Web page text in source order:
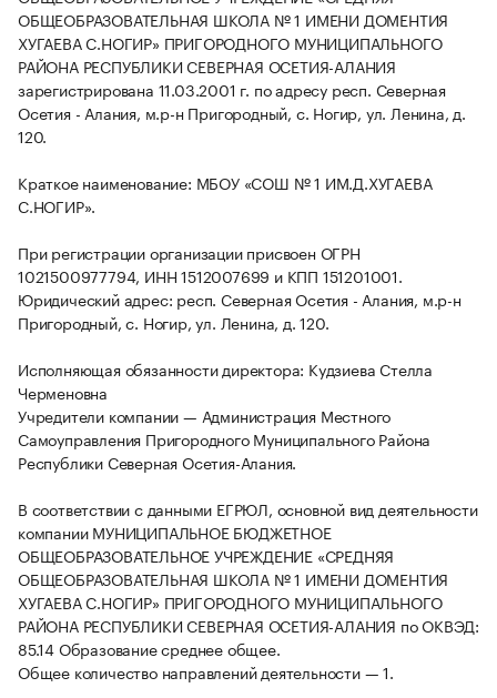
ОБЩЕОБРАЗОВАТЕЛЬНАЯ ШКОЛА № 1 ИМЕНИ ДОМЕНТИЯ
ХУГАЕВА С.НОГИР» ПРИГОРОДНОГО МУНИЦИПАЛЬНОГО
РАЙОНА РЕСПУБЛИКИ СЕВЕРНАЯ ОСЕТИЯ-АЛАНИЯ
зарегистрирована 11.03.2001 г. по адресу респ. Северная
Осетия - Алания, м.р-н Пригородный, с. Ногир, ул. Ленина, д.
120.
Краткое наименование: МБОУ «СОШ № 1 ИМ.Д.ХУГАЕВА
С.НОГИР».
При регистрации организации присвоен ОГРН
1021500977794, ИНН 1512007699 и КПП 151201001.
Юридический адрес: респ. Северная Осетия - Алания, м.р-н
Пригородный, с. Ногир, ул. Ленина, д. 120.
Исполняющая обязанности директора: Кудзиева Стелла
Черменовна
Учредители компании — Администрация Местного
Самоуправления Пригородного Муниципального Района
Республики Северная Осетия-Алания.
В соответствии с данными ЕГРЮЛ, основной вид деятельности
компании МУНИЦИПАЛЬНОЕ БЮДЖЕТНОЕ
ОБЩЕОБРАЗОВАТЕЛЬНОЕ УЧРЕЖДЕНИЕ «СРЕДНЯЯ
ОБЩЕОБРАЗОВАТЕЛЬНАЯ ШКОЛА № 1 ИМЕНИ ДОМЕНТИЯ
ХУГАЕВА С.НОГИР» ПРИГОРОДНОГО МУНИЦИПАЛЬНОГО
РАЙОНА РЕСПУБЛИКИ СЕВЕРНАЯ ОСЕТИЯ-АЛАНИЯ по ОКВЭД:
85.14 Образование среднее общее.
Общее количество направлений деятельности — 1.